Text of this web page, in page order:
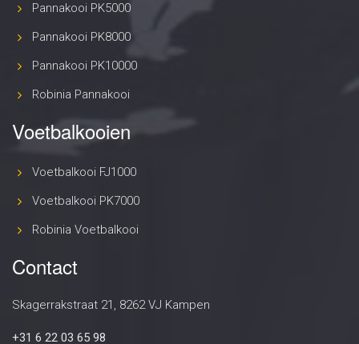
Pannakooi PK5000
Pannakooi PK8000
Pannakooi PK10000
Robinia Pannakooi
Voetbalkooien
Voetbalkooi FJ1000
Voetbalkooi PK7000
Robinia Voetbalkooi
Contact
Skagerrakstraat 21, 8262 VJ Kampen
+31 6 22 03 65 98